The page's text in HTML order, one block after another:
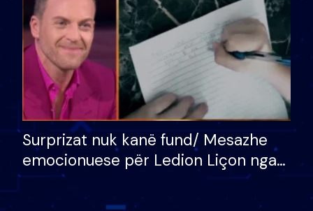
Surprizat nuk kanë fund/ Mesazhe
emocionuese për Ledion Liçon nga
nëna dhe fëmijët e tij, moderatori
nuk i mban dot lotët: Nuk meritoj…